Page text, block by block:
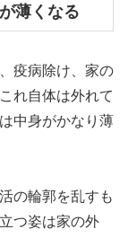
薄くなる
疫病除け、家の
れ自体は外れて
中身がかなり薄
の輪郭を乱すも
つ姿は家の外